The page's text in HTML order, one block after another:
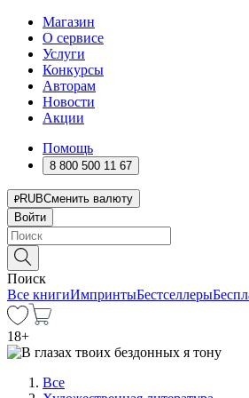
Магазин
О сервисе
Услуги
Конкурсы
Авторам
Новости
Акции
Помощь
8 800 500 11 67
RUBСменить валюту
Войти
Поиск
Все книгиИмпринтыБестселлеры
18+
Все